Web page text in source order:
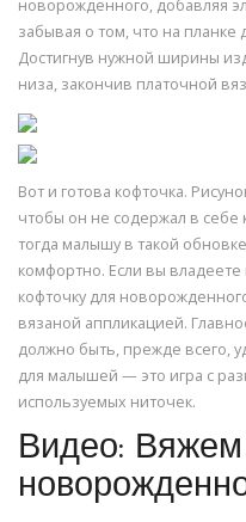
новорожденного, добавляя
забывая о том, что на
Достигнув нужной ширины
низа, закончив платочной
Вот и готова кофточка.
чтобы он не содержал в
тогда малышу в такой
комфортно. Если вы
кофточку для
вязаной аппликацией.
должно быть, прежде всего,
для малышей — это игра с
используемых ниточек.
Видео: Вяжем